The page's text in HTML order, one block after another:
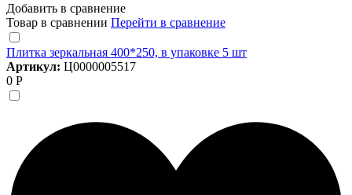
Добавить в сравнение
Товар в сравнении Перейти в сравнение
Плитка зеркальная 400*250, в упаковке 5 шт
Артикул: Ц0000005517
0 Р